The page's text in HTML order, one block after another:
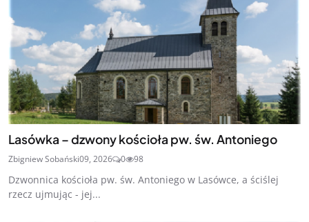
Lasówka – dzwony kościoła pw. św. Antoniego
Zbigniew Sobański09, 2026 0 98
Dzwonnica kościoła pw. św. Antoniego w Lasówce, a ściślej
rzecz ujmując - jej...